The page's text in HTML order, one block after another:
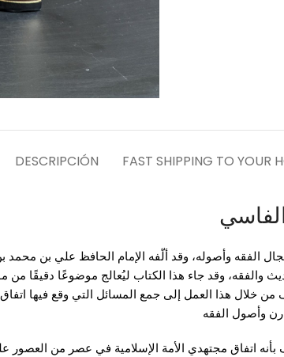
DESCRIPCIÓN FAST SHIPPING TO YOUR
الفقه وأصوله، وقد ألّفه الإمام الحافظ علي بن
والفقه، وقد جاء هذا الكتاب ليُعالج موضوعًا دقيقًا من
خلال هذا العمل إلى جمع المسائل التي وقع فيها
وأصول الفقه
اتفاق مجتهدي الأمة الإسلامية في عصر من